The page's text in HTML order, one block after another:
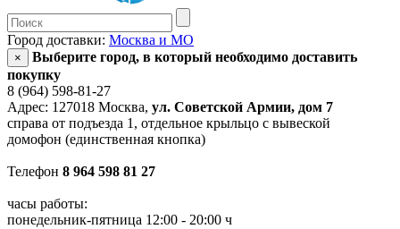
Город доставки: Москва и МО
×
Выберите город, в который необходимо доставить
покупку
8 (964) 598-81-27
Адрес: 127018 Москва, ул. Советской Армии, дом 7
справа от подъезда 1, отдельное крыльцо с вывеской
домофон (единственная кнопка)
Телефон 8 964 598 81 27
часы работы:
понедельник-пятница 12:00 - 20:00 ч